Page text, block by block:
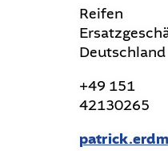
Reifen
Deutschland
+49 151
42130265